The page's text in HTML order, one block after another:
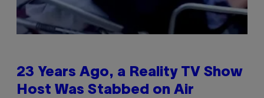
23 Years Ago, a Reality TV Show
Host Was Stabbed on Air